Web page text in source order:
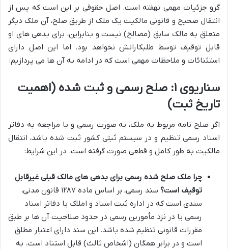
گرو جزئیات مهمی نهفته است. اصل حقوقی بر این است که پس از
انتقال صحیح و قانونی مالکیت یک ملک از طریق صلح، آن ملک دیگر
متعلق به مالک سابق (مصالح) نیست و بنابراین، برای بدهی های او
قابل توقیف توسط طلبکارانش نخواهد بود. اما این اصل دارای
استثنائات و ملاحظات مهمی است که در ادامه به آن ها می پردازیم:
سناریوی ۱: صلح رسمی و ثبت شده (اهمیت
تاریخ ثبت)
اگر صلح نامه مربوط به ملک، به صورت رسمی و با مراجعه به دفاتر
اسناد رسمی تنظیم و در سیستم ثبتی کشور ثبت شده باشد، انتقال
مالکیت به طور کامل و قطعی صورت گرفته است. در این شرایط:
چرا ملک صلح شده رسمی برای بدهی های مالک قبلی غیرقابل
توقیف است؟
سند رسمی، بر اساس ماده ۱۲۸۷ قانون مدنی،
سندی است که در اداره ثبت اسناد و املاک یا دفاتر اسناد
رسمی یا در نزد مأمورین رسمی در حدود صلاحیت آن ها بر طبق
مقررات قانونی تنظیم شده باشد. این سند دارای اعتبار مطلق
است و در برابر همگان (اشخاص ثالث) قابل استناد است. به